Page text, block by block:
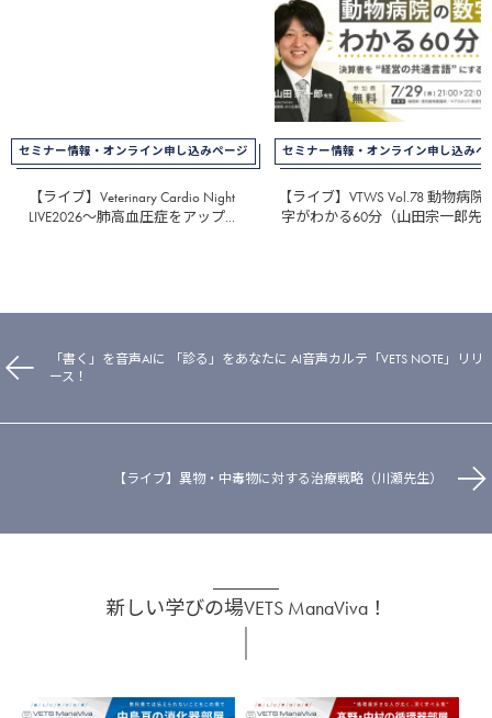
セミナー情報・オンライン申し込みページ
【ライブ】Veterinary Cardio Night
LIVE2026～肺高血圧症をアップ...
セミナー情報・オンライン申し込みペ
【ライブ】VTWS Vol.78 動物病院
字がわかる60分（山田宗一郎先
「書く」を音声AIに 「診る」をあなたに AI音声カルテ「VETS NOTE」リリ
ース！
【ライブ】異物・中毒物に対する治療戦略（川瀬先生）
新しい学びの場VETS ManaViva！